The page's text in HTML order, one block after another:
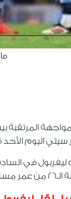
المرتقبة
اليوم الأحد
في